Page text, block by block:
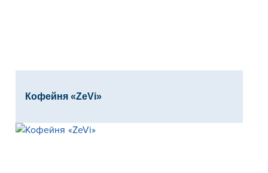
Кофейня «ZeVi»